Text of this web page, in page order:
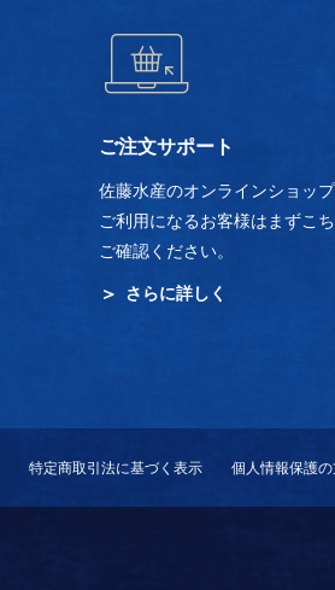
ご注文サポート
佐藤水産のオンラインショッ
ご利用になるお客様はまずこ
ご確認ください。
さらに詳しく
特定商取引法に基づく表示 個人情報保護